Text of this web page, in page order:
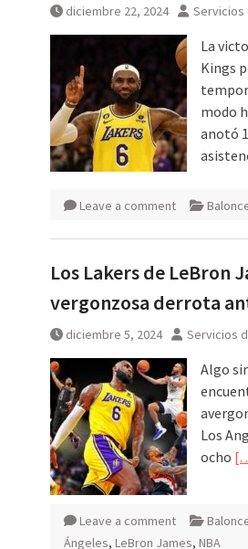
diciembre 22, 2024 Servicios
La
Kings
modo
anotó
Leave a comment
Los Lakers de LeBron
vergonzosa derrota
diciembre 5, 2024 Servicios
Algo
Los
ocho
Leave a comment
Ángeles, LeBron James, NBA